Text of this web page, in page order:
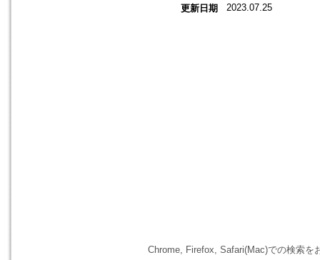
更新日期 2023.07.25
Chrome, Firefox, Safari(Mac)での検索を